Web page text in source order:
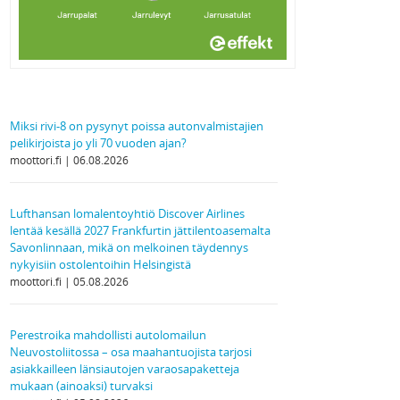
Miksi rivi-8 on pysynyt poissa autonvalmistajien
pelikirjoista jo yli 70 vuoden ajan?
moottori.fi 06.08.2026
Lufthansan lomalentoyhtiö Discover Airlines
lentää kesällä 2027 Frankfurtin jättilentoasemalta
Savonlinnaan, mikä on melkoinen täydennys
nykyisiin ostolentoihin Helsingistä
moottori.fi 05.08.2026
Perestroika mahdollisti autolomailun
Neuvostoliitossa – osa maahantuojista tarjosi
asiakkailleen länsiautojen varaosapaketteja
mukaan (ainoaksi) turvaksi